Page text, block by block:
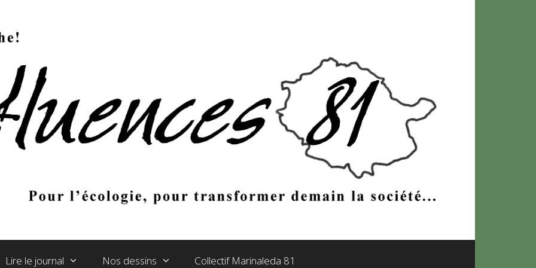
Lire le journal Nos dessins Collectif Marinaleda 81